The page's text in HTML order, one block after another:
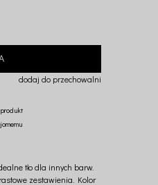
dodaj do przechowalni
tło dla innych barw.
zestawienia. Kolor